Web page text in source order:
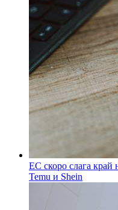
ЕС скоро слага край
Temu и Shein